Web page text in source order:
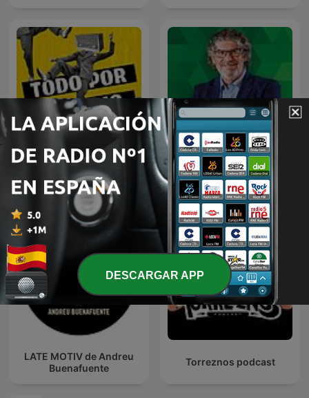
Todo por la radio El programa del Yuyu
LATE MOTIV de Andreu
Buenafuente
Torreznos podcast
DESCARGAR APP